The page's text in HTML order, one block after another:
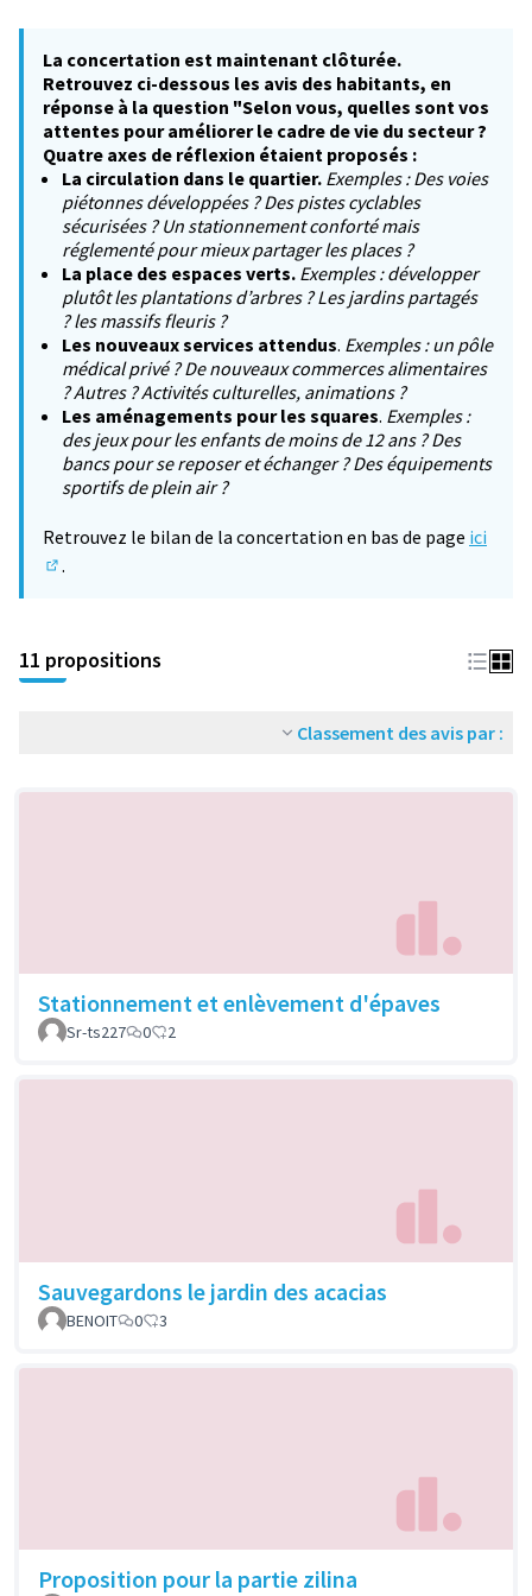
La concertation est maintenant clôturée.
Retrouvez ci-dessous les avis des habitants, en
réponse à la question "Selon vous, quelles sont vos
attentes pour améliorer le cadre de vie du secteur ?
Quatre axes de réflexion étaient proposés :
La circulation dans le quartier. Exemples : Des voies
piétonnes développées ? Des pistes cyclables
sécurisées ? Un stationnement conforté mais
réglementé pour mieux partager les places ?
La place des espaces verts. Exemples : développer
plutôt les plantations d’arbres ? Les jardins partagés
? les massifs fleuris ?
Les nouveaux services attendus. Exemples : un pôle
médical privé ? De nouveaux commerces alimentaires
? Autres ? Activités culturelles, animations ?
Les aménagements pour les squares. Exemples :
des jeux pour les enfants de moins de 12 ans ? Des
bancs pour se reposer et échanger ? Des équipements
sportifs de plein air ?
Retrouvez le bilan de la concertation en bas de page ici
.
11 propositions
Classement des avis par :
Stationnement et enlèvement d'épaves
Sr-ts227 0 2
Sauvegardons le jardin des acacias
BENOIT 0 3
Proposition pour la partie zilina